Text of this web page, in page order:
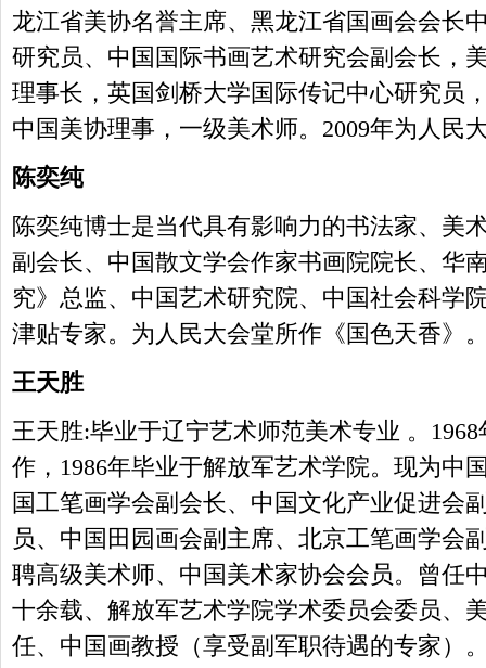
龙江省美协名誉主席、黑龙江省国画会会长
研究员、中国国际书画艺术研究会副会长，
理事长，英国剑桥大学国际传记中心研究员
中国美协理事，一级美术师。2009年为人民
陈奕纯
陈奕纯博士是当代具有影响力的书法家、美
副会长、中国散文学会作家书画院院长、华
究》总监、中国艺术研究院、中国社会科学
津贴专家。为人民大会堂所作《国色天香》
王天胜
王天胜:毕业于辽宁艺术师范美术专业 。
作，1986年毕业于解放军艺术学院。现为中
国工笔画学会副会长、中国文化产业促进会
员、中国田园画会副主席、北京工笔画学会
聘高级美术师、中国美术家协会会员。曾任
十余载、解放军艺术学院学术委员会委员、
任、中国画教授（享受副军职待遇的专家）